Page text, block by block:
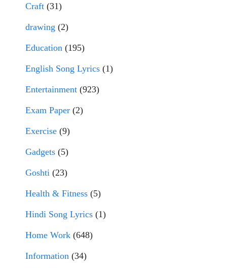
Craft (31)
drawing (2)
Education (195)
English Song Lyrics (1)
Entertainment (923)
Exam Paper (2)
Exercise (9)
Gadgets (5)
Goshti (23)
Health & Fitness (5)
Hindi Song Lyrics (1)
Home Work (648)
Information (34)